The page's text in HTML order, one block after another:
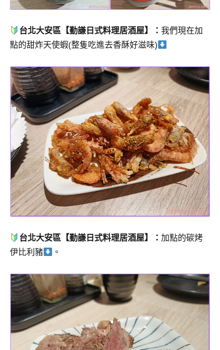
台北大安區【勤謙日式料理居酒屋】：我們現在加
點的甜炸天使蝦(整隻吃進去香酥好滋味)
台北大安區【勤謙日式料理居酒屋】：加點的碳烤
伊比利豬
。